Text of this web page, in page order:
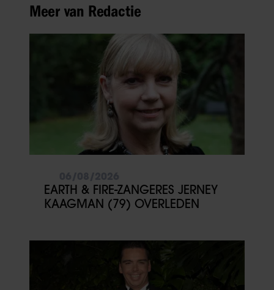
Meer van Redactie
EARTH & FIRE-ZANGERES JERNEY
KAAGMAN (79) OVERLEDEN